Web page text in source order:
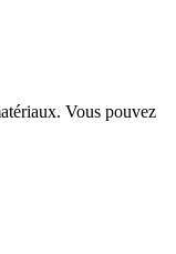
Vous pouvez